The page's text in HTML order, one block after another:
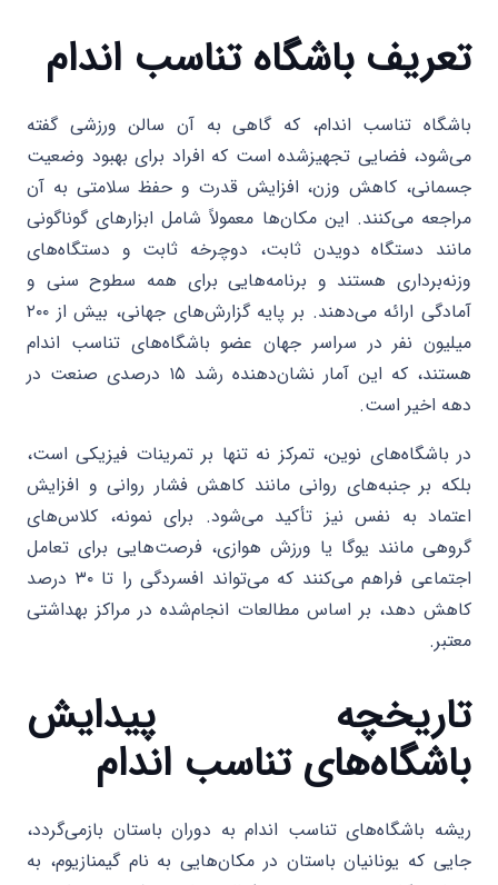
تعریف باشگاه تناسب اندام
باشگاه تناسب اندام، که گاهی به آن سالن ورزشی گفته
می‌شود، فضایی تجهیزشده است که افراد برای بهبود وضعیت
جسمانی، کاهش وزن، افزایش قدرت و حفظ سلامتی به آن
مراجعه می‌کنند. این مکان‌ها معمولاً شامل ابزارهای گوناگونی
مانند دستگاه دویدن ثابت، دوچرخه ثابت و دستگاه‌های
وزنه‌برداری هستند و برنامه‌هایی برای همه سطوح سنی و
آمادگی ارائه می‌دهند. بر پایه گزارش‌های جهانی، بیش از ۲۰۰
میلیون نفر در سراسر جهان عضو باشگاه‌های تناسب اندام
هستند، که این آمار نشان‌دهنده رشد ۱۵ درصدی صنعت در
دهه اخیر است.
در باشگاه‌های نوین، تمرکز نه تنها بر تمرینات فیزیکی است،
بلکه بر جنبه‌های روانی مانند کاهش فشار روانی و افزایش
اعتماد به نفس نیز تأکید می‌شود. برای نمونه، کلاس‌های
گروهی مانند یوگا یا ورزش هوازی، فرصت‌هایی برای تعامل
اجتماعی فراهم می‌کنند که می‌تواند افسردگی را تا ۳۰ درصد
کاهش دهد، بر اساس مطالعات انجام‌شده در مراکز بهداشتی
معتبر.
تاریخچه پیدایش
باشگاه‌های تناسب اندام
ریشه باشگاه‌های تناسب اندام به دوران باستان بازمی‌گردد،
جایی که یونانیان باستان در مکان‌هایی به نام گیمنازیوم، به